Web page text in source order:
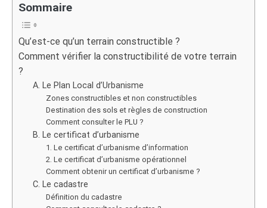
Sommaire
Qu’est-ce qu’un terrain constructible ?
Comment vérifier la constructibilité de votre terrain
?
A. Le Plan Local d’Urbanisme
Zones constructibles et non constructibles
Destination des sols et règles de construction
Comment consulter le PLU ?
B. Le certificat d’urbanisme
1. Le certificat d’urbanisme d’information
2. Le certificat d’urbanisme opérationnel
Comment obtenir un certificat d’urbanisme ?
C. Le cadastre
Définition du cadastre